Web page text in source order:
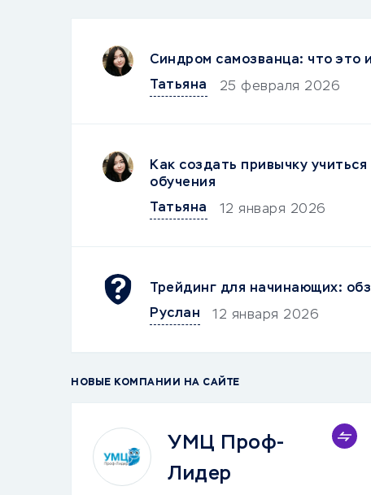
Синдром самозванца: что это
Татьяна
25 февраля 2026
Как создать привычку
обучения
Татьяна
12 января 2026
Трейдинг для начинающих:
Руслан
12 января 2026
НОВЫЕ КОМПАНИИ НА САЙТЕ
УМЦ Проф-
Лидер